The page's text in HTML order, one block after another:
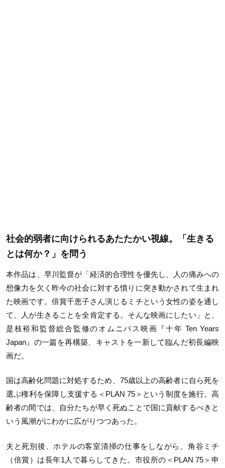
社会的弱者に向けられるあたたかい視線。「生きる
とは何か？」を問う
本作品は、早川監督が「経済的合理性を優先し、人の痛みへの
想像力を欠く昨今の社会に対する憤りに突き動かされて生まれ
た映画です。倍賞千恵子さん演じるミチという女性の姿を通し
て、人が生きることを全肯定する。そんな映画にしたい」と、
是枝裕和監督総合監修のオムニバス映画『十年 Ten Years
Japan』の一篇を再構築、キャストを一新して臨んだ初長編映
画だ。
国は高齢化問題に対処するため、75歳以上の高齢者に自ら死を
選ぶ権利を保障し支援する＜PLAN 75＞という制度を施行。高
齢者の間では、自分たちが早く死ぬことで国に貢献するべきと
いう風潮がにわかに広がりつつあった。
夫と死別後、ホテルの客室清掃の仕事をしながら、角谷ミチ
（倍賞）は長年1人で暮らしてきた。市役所の＜PLAN 75＞申